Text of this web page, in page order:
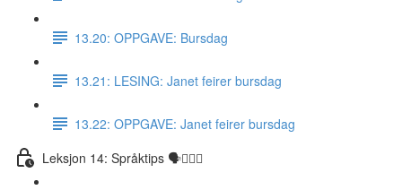
13.20: OPPGAVE: Bursdag
13.21: LESING: Janet feirer bursdag
13.22: OPPGAVE: Janet feirer bursdag
Leksjon 14: Språktips 🗣☝🏼✅